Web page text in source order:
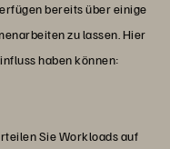
bereits über einige
zu lassen. Hier
haben können:
Sie Workloads auf